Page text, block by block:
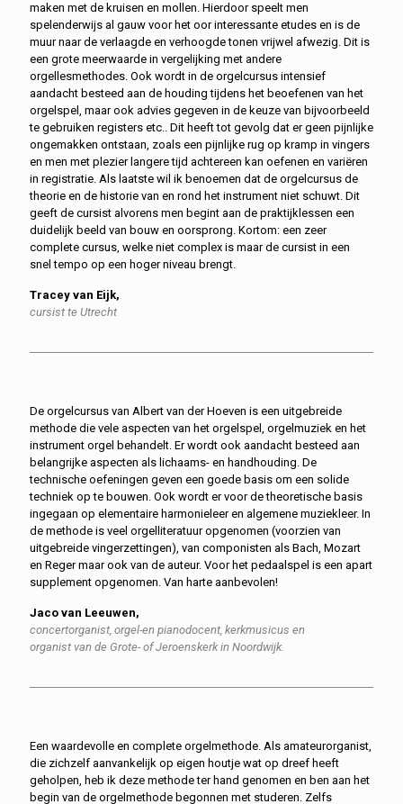
maken met de kruisen en mollen. Hierdoor speelt men
spelenderwijs al gauw voor het oor interessante etudes en is de
muur naar de verlaagde en verhoogde tonen vrijwel afwezig. Dit is
een grote meerwaarde in vergelijking met andere
orgellesmethodes. Ook wordt in de orgelcursus intensief
aandacht besteed aan de houding tijdens het beoefenen van het
orgelspel, maar ook advies gegeven in de keuze van bijvoorbeeld
te gebruiken registers etc.. Dit heeft tot gevolg dat er geen pijnlijke
ongemakken ontstaan, zoals een pijnlijke rug op kramp in vingers
en men met plezier langere tijd achtereen kan oefenen en variëren
in registratie. Als laatste wil ik benoemen dat de orgelcursus de
theorie en de historie van en rond het instrument niet schuwt. Dit
geeft de cursist alvorens men begint aan de praktijklessen een
duidelijk beeld van bouw en oorsprong. Kortom: een zeer
complete cursus, welke niet complex is maar de cursist in een
snel tempo op een hoger niveau brengt.
Tracey van Eijk,
cursist te Utrecht
De orgelcursus van Albert van der Hoeven is een uitgebreide
methode die vele aspecten van het orgelspel, orgelmuziek en het
instrument orgel behandelt. Er wordt ook aandacht besteed aan
belangrijke aspecten als lichaams- en handhouding. De
technische oefeningen geven een goede basis om een solide
techniek op te bouwen. Ook wordt er voor de theoretische basis
ingegaan op elementaire harmonieleer en algemene muziekleer. In
de methode is veel orgelliteratuur opgenomen (voorzien van
uitgebreide vingerzettingen), van componisten als Bach, Mozart
en Reger maar ook van de auteur. Voor het pedaalspel is een apart
supplement opgenomen. Van harte aanbevolen!
Jaco van Leeuwen,
concertorganist, orgel-en pianodocent, kerkmusicus en
organist van de Grote- of Jeroenskerk in Noordwijk.
Een waardevolle en complete orgelmethode. Als amateurorganist,
die zichzelf aanvankelijk op eigen houtje wat op dreef heeft
geholpen, heb ik deze methode ter hand genomen en ben aan het
begin van de orgelmethode begonnen met studeren. Zelfs